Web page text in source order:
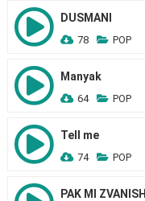
DUSMANI
78 POP
Manyak
64 POP
Tell me
74 POP
PAK MI ZVANISH